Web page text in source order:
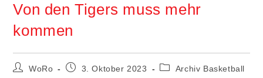
Von den Tigers muss mehr
kommen
Beitrags-
WoRo
Beitrag3. Oktober 2023
Beitrags-
Archiv Basketball